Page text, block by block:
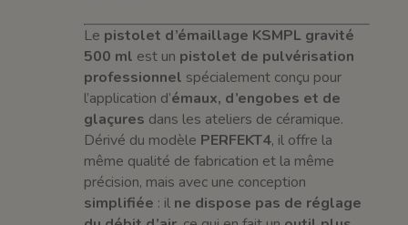
Le pistolet d’émaillage KSMPL gravité
500 ml est un pistolet de pulvérisation
professionnel spécialement conçu pour
l’application d’émaux, d’engobes et de
glaçures dans les ateliers de céramique.
Dérivé du modèle PERFEKT4, il offre la
même qualité de fabrication et la même
précision, mais avec une conception
simplifiée : il ne dispose pas de réglage